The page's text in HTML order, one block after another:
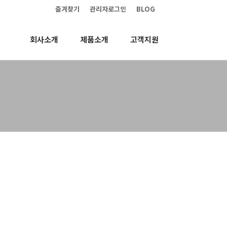
BLOG
관리자로그인
즐겨찾기
회사소개 제품소개 고객지원